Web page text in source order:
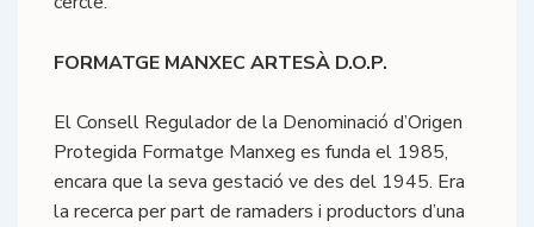
FORMATGE MANXEC ARTESÀ D.O.P.
El Consell Regulador de la Denominació d’Origen
Protegida Formatge Manxeg es funda el 1985,
encara que la seva gestació ve des del 1945. Era
la recerca per part de ramaders i productors d’una